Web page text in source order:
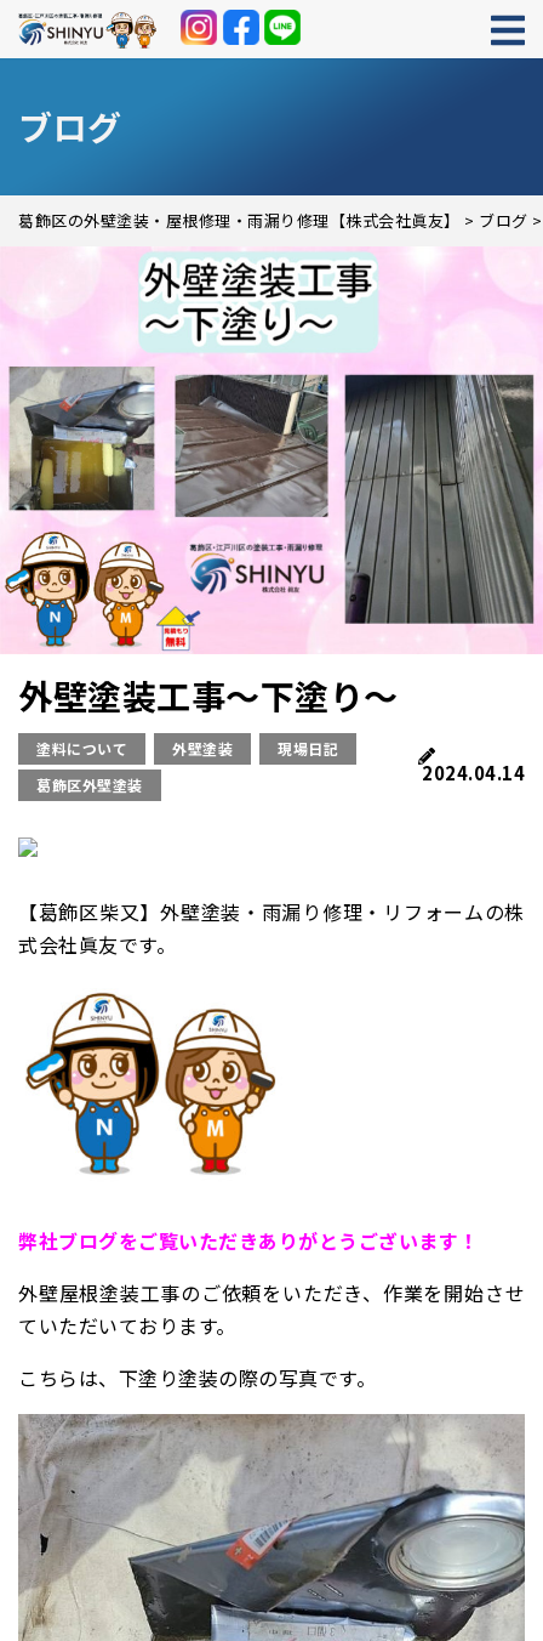
ブログ
葛飾区の外壁塗装・屋根修理・雨漏り修理【株式会社眞友】 > ブログ
外壁塗装工事～下塗り～
塗料について 外壁塗装
現場日記
葛飾区外壁塗装
2024.04.14
【葛飾区柴又】外壁塗装・雨漏り修理・リフォームの株
式会社眞友です。
弊社ブログをご覧いただきありがとうございます！
外壁屋根塗装工事のご依頼をいただき、作業を開始させ
ていただいております。
こちらは、下塗り塗装の際の写真です。